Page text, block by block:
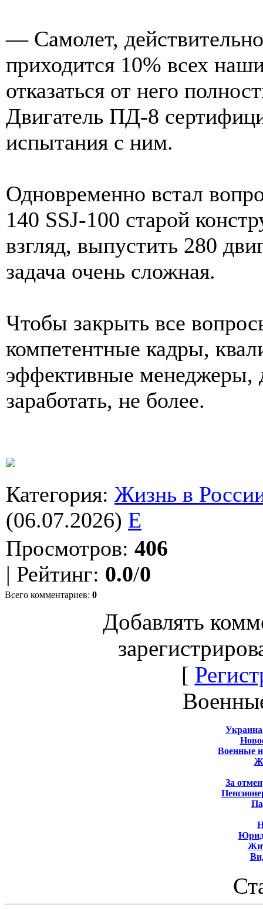
— Самолет,
приходится 10% всех
отказаться от него
Двигатель ПД-8
испытания с ним.
Одновременно встал
140 SSJ-100 старой
взгляд, выпустить 280
задача очень сложная.
Чтобы закрыть все
компетентные кадры,
эффективные менеджеры,
заработать, не более.
Категория: Жизнь в
(06.07.2026) E
Просмотров: 406
| Рейтинг: 0.0/0
Всего комментариев: 0
Добавлять
[
Военные
За